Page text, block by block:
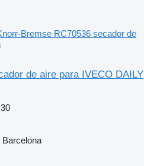
Bremse RC70536 secador de
de aire para IVECO DAILY
Barcelona